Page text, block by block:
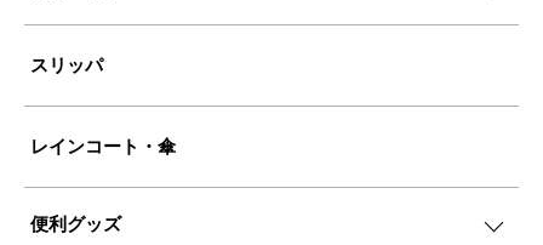
スリッパ
レインコート・傘
便利グッズ